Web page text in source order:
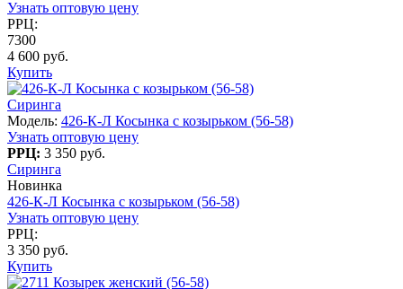
Узнать оптовую цену
РРЦ:
7300
4 600 руб.
Купить
Сиринга
Модель: 426-К-Л Косынка с козырьком (56-58)
Узнать оптовую цену
РРЦ: 3 350 руб.
Сиринга
Новинка
426-К-Л Косынка с козырьком (56-58)
Узнать оптовую цену
РРЦ:
3 350 руб.
Купить